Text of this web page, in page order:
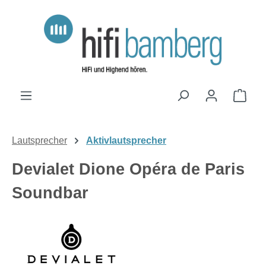
Zum Hauptinhalt springen
Lautsprecher Aktivlautsprecher
Devialet Dione Opéra de Paris
Soundbar